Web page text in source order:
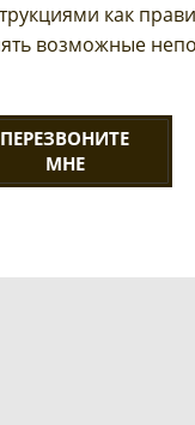
как
возможные
ПЕРЕЗВОНИТЕ
МНЕ